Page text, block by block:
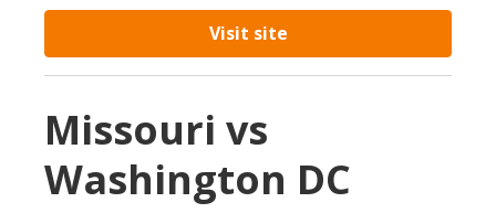
Visit site
Missouri vs
Washington DC